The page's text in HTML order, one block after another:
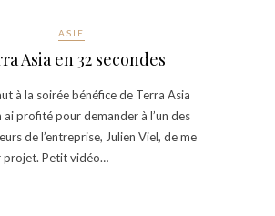
ASIE
Asia en 32 secondes
à la soirée bénéfice de Terra Asia
ai profité pour demander à l’un des
de l’entreprise, Julien Viel, de me
projet. Petit vidéo…